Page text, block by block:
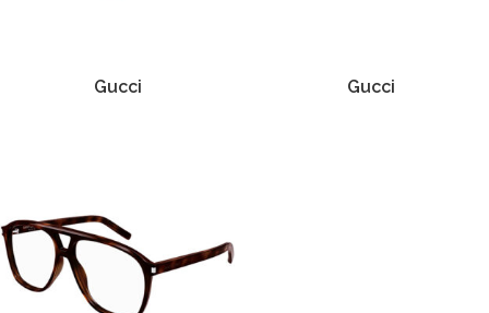
Gucci Gucci